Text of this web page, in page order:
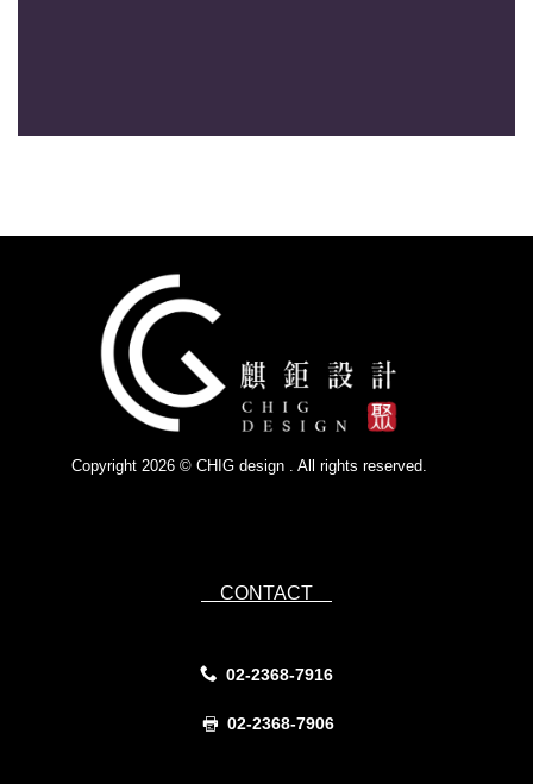
Copyright 2026 © CHIG design . All rights reserved.
CONTACT
02-2368-7916
02-2368-7906